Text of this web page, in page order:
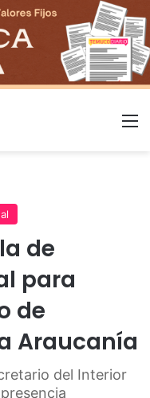
de
para
de
Araucanía
del Interior